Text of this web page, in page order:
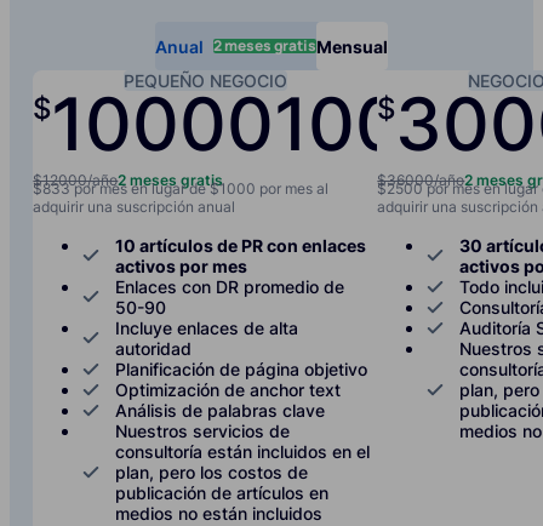
Anual 2 meses gratisMensual
PEQUEÑO NEGOCIO
$100001000/año/
$12000/año2 meses gratis
$833 por mes en lugar de $1000 por mes al
adquirir una suscripción anual
10 artículos de PR con enlaces
activos por mes
Enlaces con DR promedio de
50-90
Incluye enlaces de alta
autoridad
Planificación de página objetivo
Optimización de anchor text
Análisis de palabras clave
Nuestros servicios de
consultoría están incluidos en el
plan, pero los costos de
publicación de artículos en
medios no están incluidos
$
$36000/año2 meses
$2500 por mes en
adquirir una suscripción
30
activos
Todo
Auditoría
Nuestros
plan,
medios